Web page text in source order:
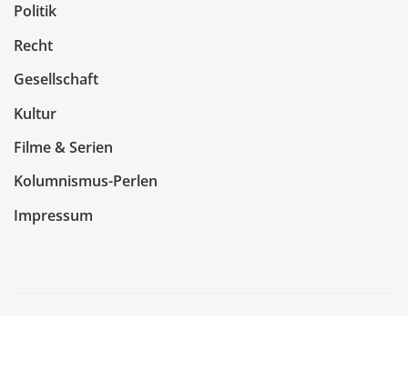
Politik
Recht
Gesellschaft
Kultur
Filme & Serien
Kolumnismus-Perlen
Impressum